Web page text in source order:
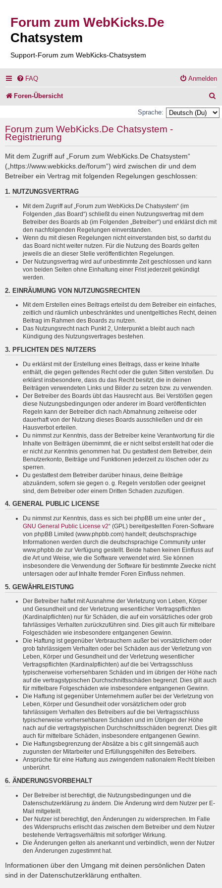
Forum zum WebKicks.De
Chatsystem
Support-Forum zum WebKicks-Chatsystem
FAQ Anmelden
Foren-Übersicht
u
Sprache:
Forum zum WebKicks.De Chatsystem -
Registrierung
Mit dem Zugriff auf „Forum zum WebKicks.De Chatsystem“
(„https://www.webkicks.de/forum“) wird zwischen dir und dem
Betreiber ein Vertrag mit folgenden Regelungen geschlossen:
1. NUTZUNGSVERTRAG
Mit dem Zugriff auf „Forum zum WebKicks.De Chatsystem“ (im
Folgenden „das Board“) schließt du einen Nutzungsvertrag mit dem
Betreiber des Boards ab (im Folgenden „Betreiber“) und erklärst dich mit
den nachfolgenden Regelungen einverstanden.
Wenn du mit diesen Regelungen nicht einverstanden bist, so darfst du
das Board nicht weiter nutzen. Für die Nutzung des Boards gelten
jeweils die an dieser Stelle veröffentlichten Regelungen.
Der Nutzungsvertrag wird auf unbestimmte Zeit geschlossen und kann
von beiden Seiten ohne Einhaltung einer Frist jederzeit gekündigt
werden.
2. EINRÄUMUNG VON NUTZUNGSRECHTEN
Mit dem Erstellen eines Beitrags erteilst du dem Betreiber ein einfaches,
zeitlich und räumlich unbeschränktes und unentgeltliches Recht, deinen
Beitrag im Rahmen des Boards zu nutzen.
Das Nutzungsrecht nach Punkt 2, Unterpunkt a bleibt auch nach
Kündigung des Nutzungsvertrages bestehen.
3. PFLICHTEN DES NUTZERS
Du erklärst mit der Erstellung eines Beitrags, dass er keine Inhalte
enthält, die gegen geltendes Recht oder die guten Sitten verstoßen. Du
erklärst insbesondere, dass du das Recht besitzt, die in deinen
Beiträgen verwendeten Links und Bilder zu setzen bzw. zu verwenden.
Der Betreiber des Boards übt das Hausrecht aus. Bei Verstößen gegen
diese Nutzungsbedingungen oder anderer im Board veröffentlichten
Regeln kann der Betreiber dich nach Abmahnung zeitweise oder
dauerhaft von der Nutzung dieses Boards ausschließen und dir ein
Hausverbot erteilen.
Du nimmst zur Kenntnis, dass der Betreiber keine Verantwortung für die
Inhalte von Beiträgen übernimmt, die er nicht selbst erstellt hat oder die
er nicht zur Kenntnis genommen hat. Du gestattest dem Betreiber, dein
Benutzerkonto, Beiträge und Funktionen jederzeit zu löschen oder zu
sperren.
Du gestattest dem Betreiber darüber hinaus, deine Beiträge
abzuändern, sofern sie gegen o. g. Regeln verstoßen oder geeignet
sind, dem Betreiber oder einem Dritten Schaden zuzufügen.
4. GENERAL PUBLIC LICENSE
Du nimmst zur Kenntnis, dass es sich bei phpBB um eine unter der „
GNU General Public License v2“ (GPL) bereitgestellten Foren-Software
von phpBB Limited (www.phpbb.com) handelt; deutschsprachige
Informationen werden durch die deutschsprachige Community unter
www.phpbb.de zur Verfügung gestellt. Beide haben keinen Einfluss auf
die Art und Weise, wie die Software verwendet wird. Sie können
insbesondere die Verwendung der Software für bestimmte Zwecke nicht
untersagen oder auf Inhalte fremder Foren Einfluss nehmen.
5. GEWÄHRLEISTUNG
Der Betreiber haftet mit Ausnahme der Verletzung von Leben, Körper
und Gesundheit und der Verletzung wesentlicher Vertragspflichten
(Kardinalpflichten) nur für Schäden, die auf ein vorsätzliches oder grob
fahrlässiges Verhalten zurückzuführen sind. Dies gilt auch für mittelbare
Folgeschäden wie insbesondere entgangenen Gewinn.
Die Haftung ist gegenüber Verbrauchern außer bei vorsätzlichem oder
grob fahrlässigem Verhalten oder bei Schäden aus der Verletzung von
Leben, Körper und Gesundheit und der Verletzung wesentlicher
Vertragspflichten (Kardinalpflichten) auf die bei Vertragsschluss
typischerweise vorhersehbaren Schäden und im übrigen der Höhe nach
auf die vertragstypischen Durchschnittsschäden begrenzt. Dies gilt auch
für mittelbare Folgeschäden wie insbesondere entgangenen Gewinn.
Die Haftung ist gegenüber Unternehmern außer bei der Verletzung von
Leben, Körper und Gesundheit oder vorsätzlichem oder grob
fahrlässigem Verhalten des Betreibers auf die bei Vertragsschluss
typischerweise vorhersehbaren Schäden und im Übrigen der Höhe
nach auf die vertragstypischen Durchschnittsschäden begrenzt. Dies gilt
auch für mittelbare Schäden, insbesondere entgangenen Gewinn.
Die Haftungsbegrenzung der Absätze a bis c gilt sinngemäß auch
zugunsten der Mitarbeiter und Erfüllungsgehilfen des Betreibers.
Ansprüche für eine Haftung aus zwingendem nationalem Recht bleiben
unberührt.
6. ÄNDERUNGSVORBEHALT
Der Betreiber ist berechtigt, die Nutzungsbedingungen und die
Datenschutzerklärung zu ändern. Die Änderung wird dem Nutzer per E-
Mail mitgeteilt.
Der Nutzer ist berechtigt, den Änderungen zu widersprechen. Im Falle
des Widerspruchs erlischt das zwischen dem Betreiber und dem Nutzer
bestehende Vertragsverhältnis mit sofortiger Wirkung.
Die Änderungen gelten als anerkannt und verbindlich, wenn der Nutzer
den Änderungen zugestimmt hat.
Informationen über den Umgang mit deinen persönlichen Daten
sind in der Datenschutzerklärung enthalten.